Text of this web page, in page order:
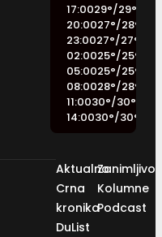
17:0029°/29°
20:0027°/28°
23:0027°/27°
02:0025°/25°
05:0025°/25°
08:0028°/28°
11:0030°/30°
14:0030°/30°
Aktualno
Crna
kronika
DuList
Kolumne
Podcast